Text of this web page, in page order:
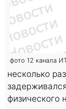
фото 12 канала
несколько
физического